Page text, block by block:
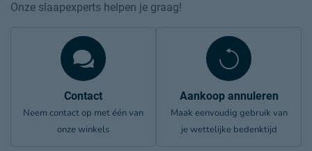
Onze slaapexperts helpen je graag!
Contact
Neem contact op met één van
onze winkels
Aankoop annuleren
Maak eenvoudig gebruik van
je wettelijke bedenktijd